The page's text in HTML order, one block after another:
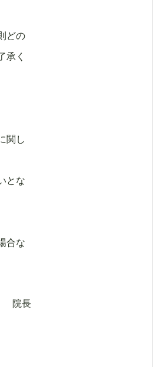
どの
承く
関し
とな
合な
院長